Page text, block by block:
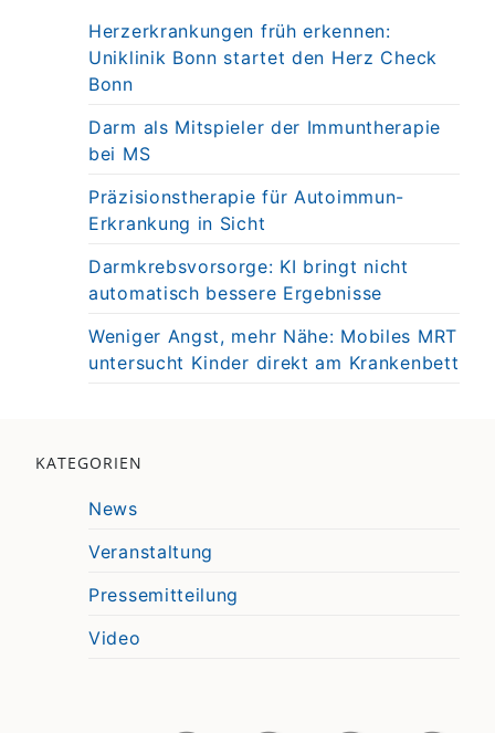
Herzerkrankungen früh erkennen:
Uniklinik Bonn startet den Herz Check
Bonn
Darm als Mitspieler der Immuntherapie
bei MS
Präzisionstherapie für Autoimmun-
Erkrankung in Sicht
Darmkrebsvorsorge: KI bringt nicht
automatisch bessere Ergebnisse
Weniger Angst, mehr Nähe: Mobiles MRT
untersucht Kinder direkt am Krankenbett
KATEGORIEN
News
Veranstaltung
Pressemitteilung
Video